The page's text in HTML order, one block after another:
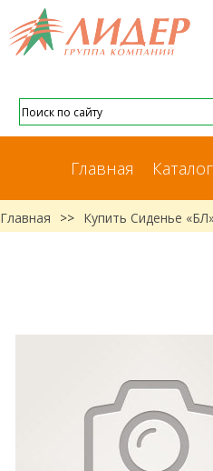
Главная Каталог
Главная >> Купить Сиденье